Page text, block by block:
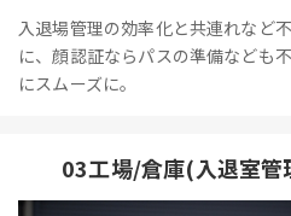
入退場管理の効率化と共連れなど
に、顔認証ならパスの準備なども
にスムーズに。
03工場/倉庫(入退室管